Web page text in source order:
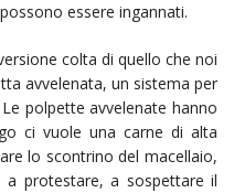
essere ingannati.
colta di quello che noi
avvelenata, un sistema per
polpette avvelenate hanno
ci vuole una carne di alta
lo scontrino del macellaio,
a protestare, a sospettare il